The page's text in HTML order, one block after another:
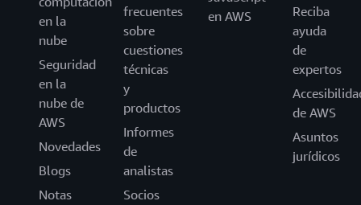
en la
nube
Seguridad
en la
nube de
AWS
Novedades
Blogs
Notas
frecuentes
sobre
cuestiones
técnicas
y
productos
Informes
de
analistas
Socios
en AWS
Reciba
ayuda
de
expertos
de AWS
Asuntos
jurídicos